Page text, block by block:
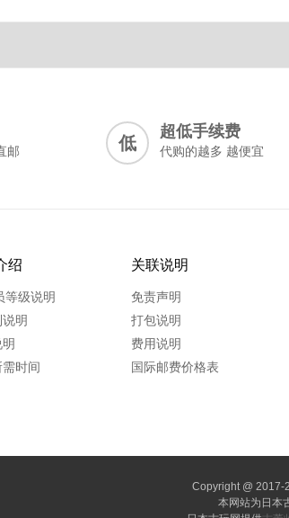
邮 低
超低手续费
代购的越多 越便宜
绍
等级说明
明
时间
关联说明
免责声明
打包说明
费用说明
国际邮费价格表
Copyright @ 2017-
本网站为日本